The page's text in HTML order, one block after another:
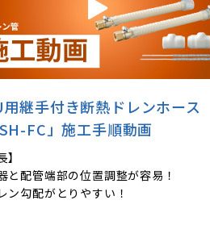
継手付き断熱ドレンホース
FC」施工手順動画
と配管端部の位置調整が容易！
ン勾配がとりやすい！